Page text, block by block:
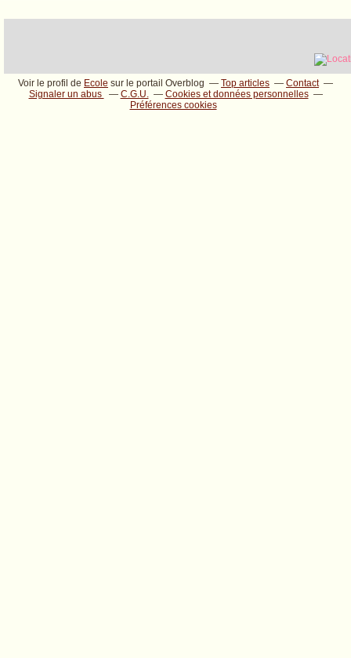
Voir le profil de Ecole sur le portail Overblog Top articles
Contact
Signaler un abus
C.G.U.
Cookies et données personnelles
Préférences cookies